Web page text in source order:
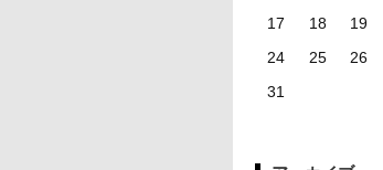
17
18 19
24
25 26
31